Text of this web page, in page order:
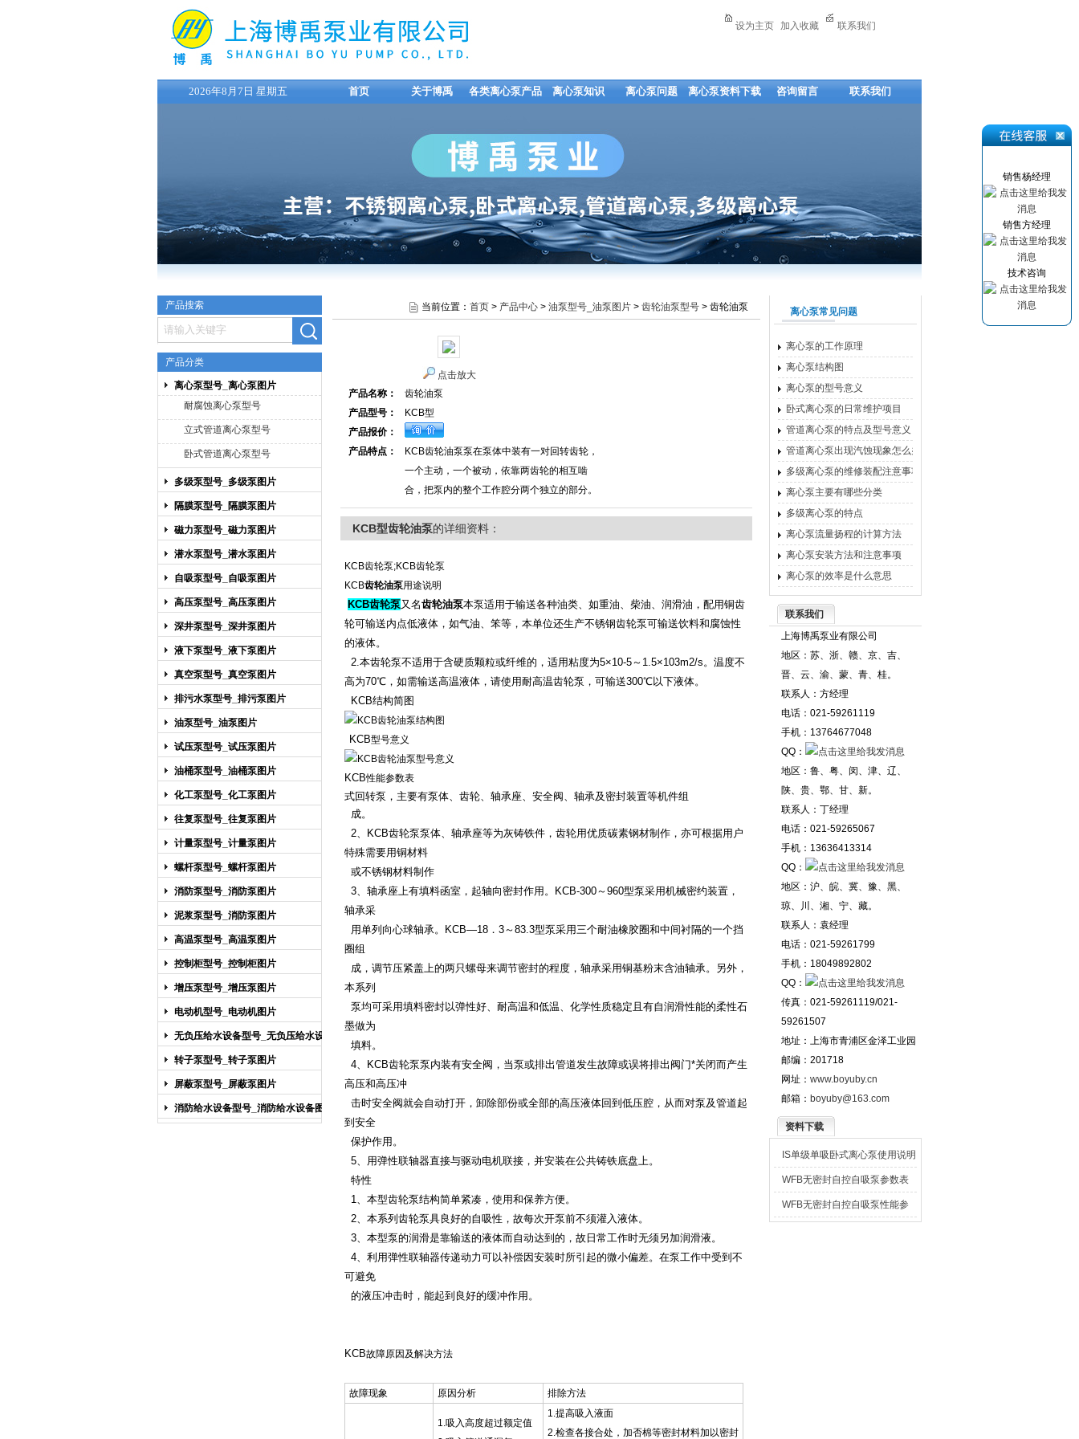
上海博禹泵业有限公司
设为主页 加入收藏 联系我们
2026年8月7日 星期五 首页 关于博禹 各类离心泵产品 离心泵知识 离心泵问题 离心泵资料下载 咨询留言 联系我们
产品搜索
产品分类
离心泵型号_离心泵图片
耐腐蚀离心泵型号
立式管道离心泵型号
卧式管道离心泵型号
多级泵型号_多级泵图片
隔膜泵型号_隔膜泵图片
磁力泵型号_磁力泵图片
潜水泵型号_潜水泵图片
自吸泵型号_自吸泵图片
高压泵型号_高压泵图片
深井泵型号_深井泵图片
液下泵型号_液下泵图片
真空泵型号_真空泵图片
排污水泵型号_排污泵图片
油泵型号_油泵图片
试压泵型号_试压泵图片
油桶泵型号_油桶泵图片
化工泵型号_化工泵图片
往复泵型号_往复泵图片
计量泵型号_计量泵图片
螺杆泵型号_螺杆泵图片
消防泵型号_消防泵图片
泥浆泵型号_消防泵图片
高温泵型号_高温泵图片
控制柜型号_控制柜图片
增压泵型号_增压泵图片
电动机型号_电动机图片
无负压给水设备型号_无负压给水设备
图片
转子泵型号_转子泵图片
屏蔽泵型号_屏蔽泵图片
消防给水设备型号_消防给水设备图片
当前位置： 首页 > 产品中心 > 油泵型号_油泵图片 > 齿轮油泵型号 > 齿轮油泵
点击放大
产品名称：
齿轮油泵
产品型号：
KCB型
产品报价：
产品特点：
KCB齿轮油泵泵在泵体中装有一对回转齿轮，
一个主动，一个被动，依靠两齿轮的相互啮
合，把泵内的整个工作腔分两个独立的部分。
KCB型齿轮油泵的详细资料：
KCB齿轮泵;KCB齿轮泵
KCB齿轮油泵用途说明
KCB齿轮泵又名齿轮油泵本泵适用于输送各种油类、如重油、柴油、润滑油，配用铜齿
轮可输送内点低液体，如气油、笨等，本单位还生产不锈钢齿轮泵可输送饮料和腐蚀性
的液体。
2.本齿轮泵不适用于含硬质颗粒或纤维的，适用粘度为5×10-5～1.5×103m2/s。温度不
高为70℃，如需输送高温液体，请使用耐高温齿轮泵，可输送300℃以下液体。
KCB结构简图
KCB型号意义
KCB性能参数表
式回转泵，主要有泵体、齿轮、轴承座、安全阀、轴承及密封装置等机件组
成。
2、 KCB齿轮泵泵体、轴承座等为灰铸铁件，齿轮用优质碳素钢材制作，亦可根据用户
特殊需要用铜材料
或不锈钢材料制作
3、轴承座上有填料函室，起轴向密封作用。KCB-300～960型泵采用机械密约装置，
轴承采
用单列向心球轴承。KCB—18．3～83.3型泵采用三个耐油橡胶圈和中间衬隔的一个挡
圈组
成，调节压紧盖上的两只螺母来调节密封的程度，轴承采用铜基粉末含油轴承。另外，
本系列
泵均可采用填料密封以弹性好、耐高温和低温、化学性质稳定且有自润滑性能的柔性石
墨做为
填料。
4、
KCB齿轮泵泵内装有安全阀，当泵或排出管道发生故障或误将排出阀门*关闭而产生
高压和高压冲
击时安全阀就会自动打开，卸除部份或全部的高压液体回到低压腔，从而对泵及管道起
到安全
保护作用。
5、用弹性联轴器直接与驱动电机联接，并安装在公共铸铁底盘上。
特性
1、本型齿轮泵结构简单紧凑，使用和保养方便。
2、本系列 齿轮泵具良好的自吸性，故每次开泵前不须灌入液体。
3、本型泵的润滑是靠输送的液体而自动达到的，故日常工作时无须另加润滑液。
4、利用弹性联轴器传递动力可以补偿因安装时所引起的微小偏差。在泵工作中受到不
可避免
的液压冲击时，能起到良好的缓冲作用。
KCB故障原因及解决方法
故障现象 原因分析 排除方法
1.吸入高度超过额定值
1.提高吸入液面
2.检查各接合处，加否棉等密封材料加以密封
离心泵常见问题
离心泵的工作原理
离心泵结构图
离心泵的型号意义
卧式离心泵的日常维护项目
管道离心泵的特点及型号意义
管道离心泵出现汽蚀现象怎么办
多级离心泵的维修装配注意事项
离心泵主要有哪些分类
多级离心泵的特点
离心泵流量扬程的计算方法
离心泵安装方法和注意事项
离心泵的效率是什么意思
联系我们
上海博禹泵业有限公司
地区：苏、浙、赣、京、吉、
晋、云、渝、蒙、青、桂。
联系人：方经理
电话：021-59261119
手机：13764677048
QQ：
地区：鲁、粤、闵、津、辽、
陕、贵、鄂、甘、新。
联系人：丁经理
电话：021-59265067
手机：13636413314
QQ：
地区：沪、皖、冀、豫、黑、
琼、川、湘、宁、藏。
联系人：袁经理
电话：021-59261799
手机：18049892802
QQ：
传真：021-59261119/021-
59261507
地址：上海市青浦区金泽工业园
邮编：201718
网址： www.boyuby.cn
邮箱： boyuby@163.com
资料下载
IS单级单吸卧式离心泵使用说明
书
WFB无密封自控自吸泵参数表
WFB无密封自控自吸泵性能参
销售杨经理
销售方经理
技术咨询